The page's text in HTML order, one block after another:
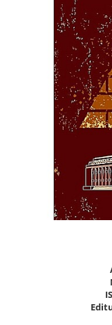
Cărți pentru copii
Dezvoltare personală
Drept/Legislație
Gastronomie
Istorie/Critica
Jurnale/Memorii